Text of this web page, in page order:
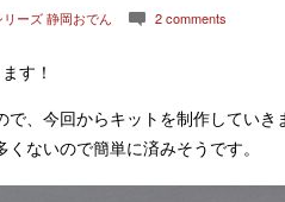
ーズ 静岡おでん c 2 comments
す！
、今回からキットを制作していき
ないので簡単に済みそうです。